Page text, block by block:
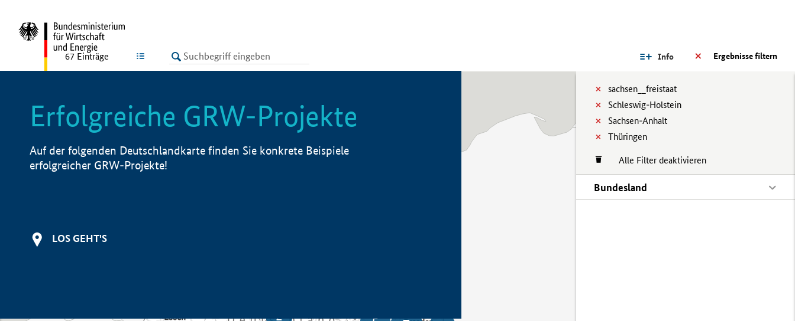
LISTE Ergebnisse filtern
Info
sachsen__freistaat
Schleswig-Holstein
Sachsen-Anhalt
Thüringen
Alle Filter deaktivieren
Bundesland
67 Einträge
Erfolgreiche GRW-Projekte
Auf der folgenden Deutschlandkarte finden Sie konkrete Beispiele
erfolgreicher GRW-Projekte!
LOS GEHT'S